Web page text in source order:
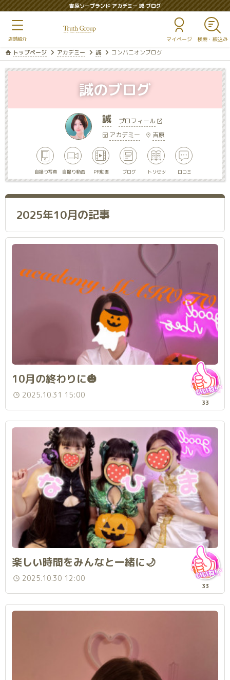
吉原ソープランド アカデミー 誠 ブログ
マイページ
トップページ アカデミー 誠 コンパニオンブログ
誠
プロフィール
アカデミー
吉原
自撮り写真 自撮り動画 PR動画 ブログ トリセツ 口コミ
誠のブログ
2025年10月の記事
10月の終わりに🎃
2025.10.31 15:00
33
楽しい時間をみんなと一緒に🌙
2025.10.30 12:00
33